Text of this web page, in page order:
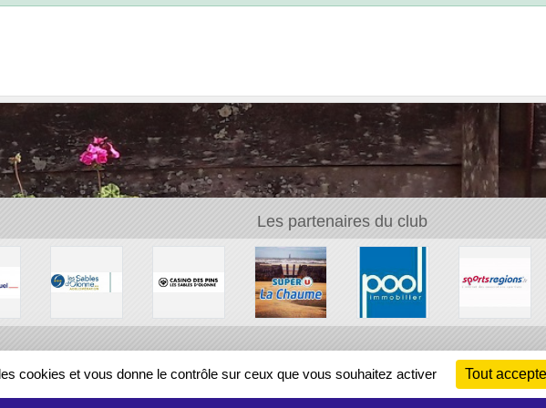
Les partenaires du club
cookies et vous donne le contrôle sur ceux que vous souhaitez activer Tout